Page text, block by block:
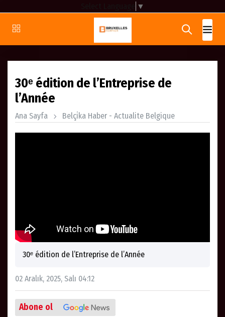
▼
30ᵉ édition de l’Entreprise de
l’Année
Ana Sayfa Belçi̇ka Haber - Actualite Belgique
30ᵉ édition de l’Entreprise de l’Année
02 Aralık, 2025, Salı 04:12
Abone ol